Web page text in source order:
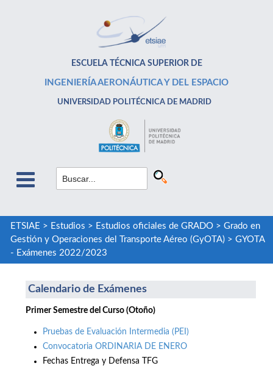
ESCUELA TÉCNICA SUPERIOR DE
INGENIERÍA AERONÁUTICA Y DEL ESPACIO
UNIVERSIDAD POLITÉCNICA DE MADRID
ETSIAE > Estudios > Estudios oficiales de GRADO> Grado en
Gestión y Operaciones del Transporte Aéreo (GyOTA)> GYOTA
- Exámenes 2022/2023
Calendario de Exámenes
Primer Semestre del Curso (Otoño)
Pruebas de Evaluación Intermedia (PEI)
Convocatoria ORDINARIA DE ENERO
Fechas Entrega y Defensa TFG